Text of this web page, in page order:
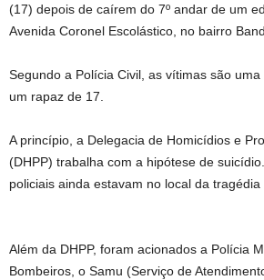
(17) depois de caírem do 7º andar de um
Avenida Coronel Escolástico, no bairro
Segundo a Polícia Civil, as vítimas são
um rapaz de 17.
A princípio, a Delegacia de Homicídios e
(DHPP) trabalha com a hipótese de
policiais ainda estavam no local da
Além da DHPP, foram acionados a Polícia
Bombeiros, o Samu (Serviço de